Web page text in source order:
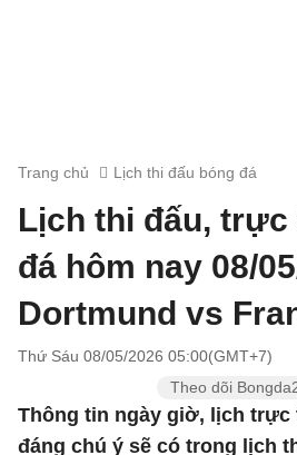
Trang chủ Lịch thi đấu bóng đá
Lịch thi đấu, trực
đá hôm nay 08/
Dortmund vs
Thứ Sáu 08/05/2026 05:00(GMT+7)
Theo dõi
Thông tin ngày giờ, lịch trực
đáng chú ý sẽ có trong lịch